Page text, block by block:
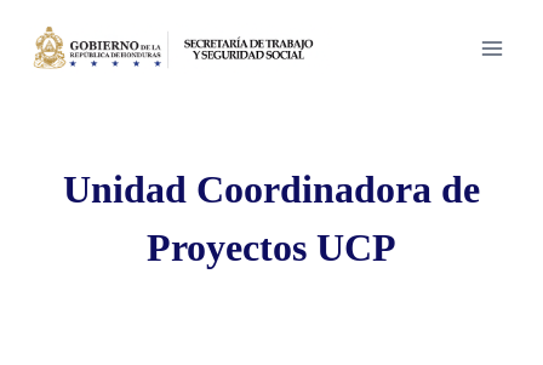
Unidad Coordinadora de
Proyectos UCP